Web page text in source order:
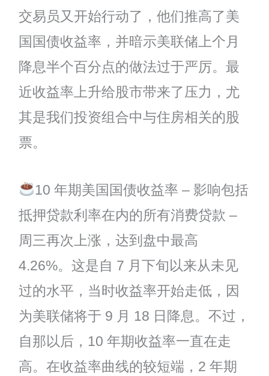
交易员又开始行动了，他们推高了美
国国债收益率，并暗示美联储上个月
降息半个百分点的做法过于严厉。最
近收益率上升给股市带来了压力，尤
其是我们投资组合中与住房相关的股
票。
10 年期美国国债收益率 – 影响包括
抵押贷款利率在内的所有消费贷款 –
周三再次上涨，达到盘中最高
4.26%。这是自 7 月下旬以来从未见
过的水平，当时收益率开始走低，因
为美联储将于 9 月 18 日降息。不过，
自那以后，10 年期收益率一直在走
高。在收益率曲线的较短端，2 年期